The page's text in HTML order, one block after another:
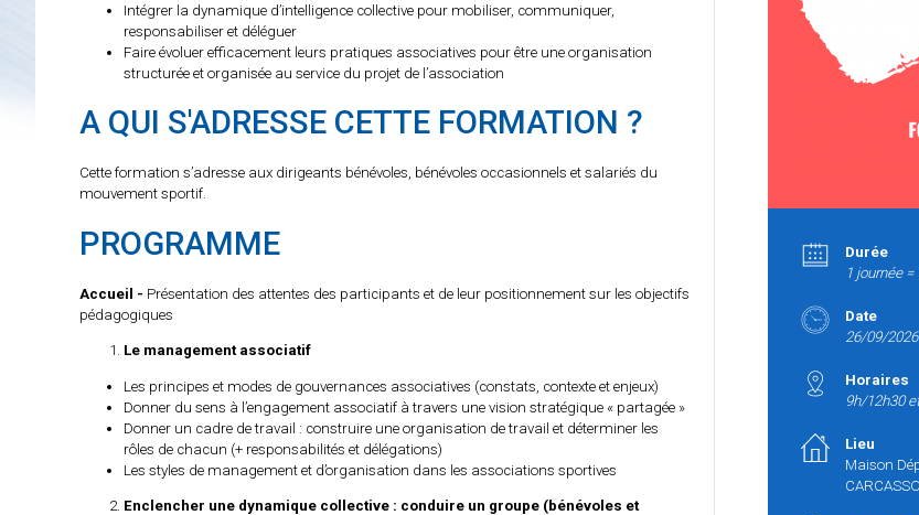
Intégrer la dynamique d’intelligence collective pour mobiliser, communiquer,
responsabiliser et déléguer
Faire évoluer efficacement leurs pratiques associatives pour être une organisation
structurée et organisée au service du projet de l’association
A QUI S'ADRESSE CETTE FORMATION ?
Cette formation s’adresse aux dirigeants bénévoles, bénévoles occasionnels et salariés du
mouvement sportif.
PROGRAMME
Accueil - Présentation des attentes des participants et de leur positionnement sur les objectifs
pédagogiques
Le management associatif
Les principes et modes de gouvernances associatives (constats, contexte et enjeux)
Donner du sens à l’engagement associatif à travers une vision stratégique « partagée »
Donner un cadre de travail : construire une organisation de travail et déterminer les
rôles de chacun (+ responsabilités et délégations)
Les styles de management et d’organisation dans les associations sportives
Enclencher une dynamique collective : conduire un groupe (bénévoles et
Durée
1 journée =
Date
26/09/2026
Horaires
9h/12h30
Lieu
Maison